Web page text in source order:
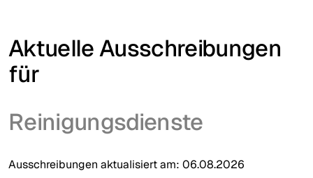
Aktuelle Ausschreibungen
für
Reinigungsdienste
Ausschreibungen aktualisiert am: 06.08.2026